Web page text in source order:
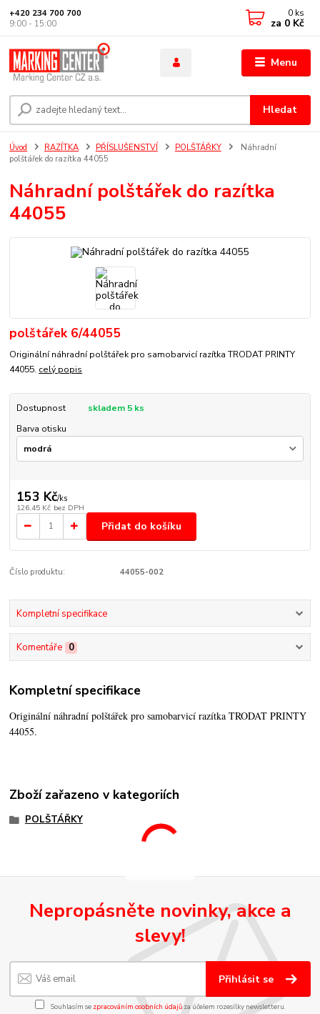
Menu
Hledat
+420 234 700 700
9:00 - 15:00
0 ks
za 0 Kč
Úvod RAZÍTKA PŘÍSLUŠENSTVÍ POLŠTÁŘKY
Náhradní
polštářek do razítka 44055
Náhradní polštářek do razítka
44055
polštářek 6/44055
Originální náhradní polštářek pro samobarvicí razítka TRODAT PRINTY
44055. celý popis
Dostupnost
skladem 5 ks
Barva otisku
153 Kč/ks
126,45 Kč bez DPH
Přidat do košíku
Číslo produktu: 44055-002
Kompletní specifikace
Komentáře 0
Kompletní specifikace
Originální náhradní polštářek pro samobarvicí razítka TRODAT PRINTY
44055.
Zboží zařazeno v kategoriích
POLŠTÁŘKY
Nepropásněte novinky, akce a
slevy!
Přihlásit se
Souhlasím se zpracováním osobních údajůza účelem rozesílky newsletteru.